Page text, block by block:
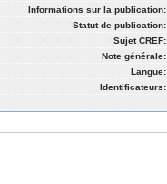
Informations sur la publication:
Statut de publication:
Sujet CREF:
Note générale:
Langue:
Identificateurs: